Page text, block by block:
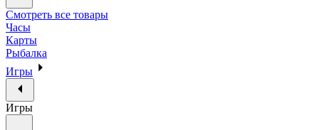
Смотреть все товары
Часы
Карты
Рыбалка
Игры
Игры